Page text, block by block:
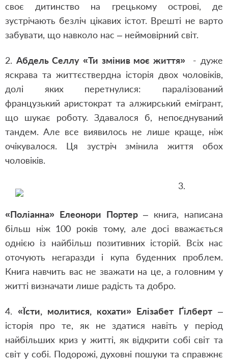
своє дитинство на грецькому острові, де
зустрічають безліч цікавих істот. Врешті не варто
забувати, що навколо нас – неймовірний світ.
2. Абдель Селлу «Ти змінив моє життя» - дуже
яскрава та життєствердна історія двох чоловіків,
долі яких перетнулися: паралізований
французький аристократ та алжирський емігрант,
що шукає роботу. Здавалося б, непоєднуваний
тандем. Але все виявилось не лише краще, ніж
очікувалося. Ця зустріч змінила життя обох
чоловіків.
3.
«Поліанна» Елеонори Портер– книга, написана
більш ніж 100 років тому, але досі вважається
однією із найбільш позитивних історій. Всіх нас
оточують негаразди і купа буденних проблем.
Книга навчить вас не зважати на це, а головним у
житті визначати лише радість та добро.
4. «Їсти, молитися, кохати» Елізабет Ґілберт –
історія про те, як не здатися навіть у період
найбільших криз у житті, як відкрити собі світ та
світ у собі. Подорожі, духовні пошуки та справжнє